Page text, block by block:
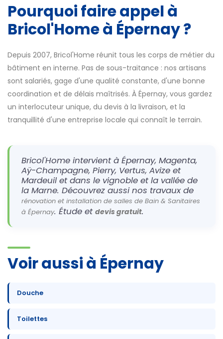
Pourquoi faire appel à
Bricol'Home à Épernay ?
Depuis 2007, Bricol'Home réunit tous les corps de métier du
bâtiment en interne. Pas de sous-traitance : nos artisans
sont salariés, gage d'une qualité constante, d'une bonne
coordination et de délais maîtrisés. À Épernay, vous gardez
un interlocuteur unique, du devis à la livraison, et la
tranquillité d'une entreprise locale qui connaît le terrain.
Bricol'Home intervient à Épernay, Magenta,
Aÿ-Champagne, Pierry, Vertus, Avize et
Mardeuil et dans le vignoble et la vallée de
la Marne. Découvrez aussi nos travaux de
rénovation et installation de salles de Bain & Sanitaires
à Épernay. Étude et devis gratuit.
Voir aussi à Épernay
Douche
Toilettes